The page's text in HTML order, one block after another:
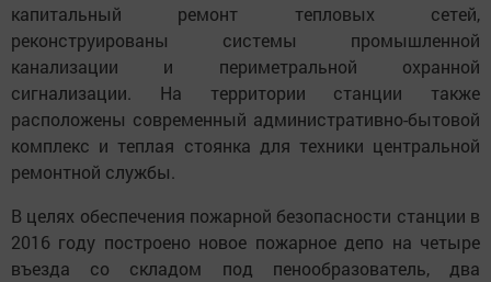
капитальный ремонт тепловых сетей,
реконструированы системы промышленной
канализации и периметральной охранной
сигнализации. На территории станции также
расположены современный административно-бытовой
комплекс и теплая стоянка для техники центральной
ремонтной службы.
В целях обеспечения пожарной безопасности станции в
2016 году построено новое пожарное депо на четыре
въезда со складом под пенообразователь, два